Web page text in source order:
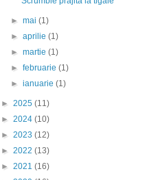
►mai(1)
►aprilie(1)
►martie(1)
►februarie(1)
►ianuarie(1)
► 2025 (11)
► 2024 (10)
► 2023 (12)
► 2022 (13)
► 2021 (16)